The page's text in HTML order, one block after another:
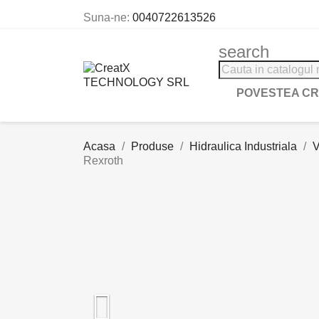
Suna-ne: 0040722613526
search
POVESTEA
Acasa Produse Hidraulica Industriala
Rexroth
